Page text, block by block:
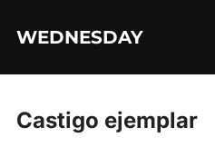
WEDNESDAY
Castigo ejemplar